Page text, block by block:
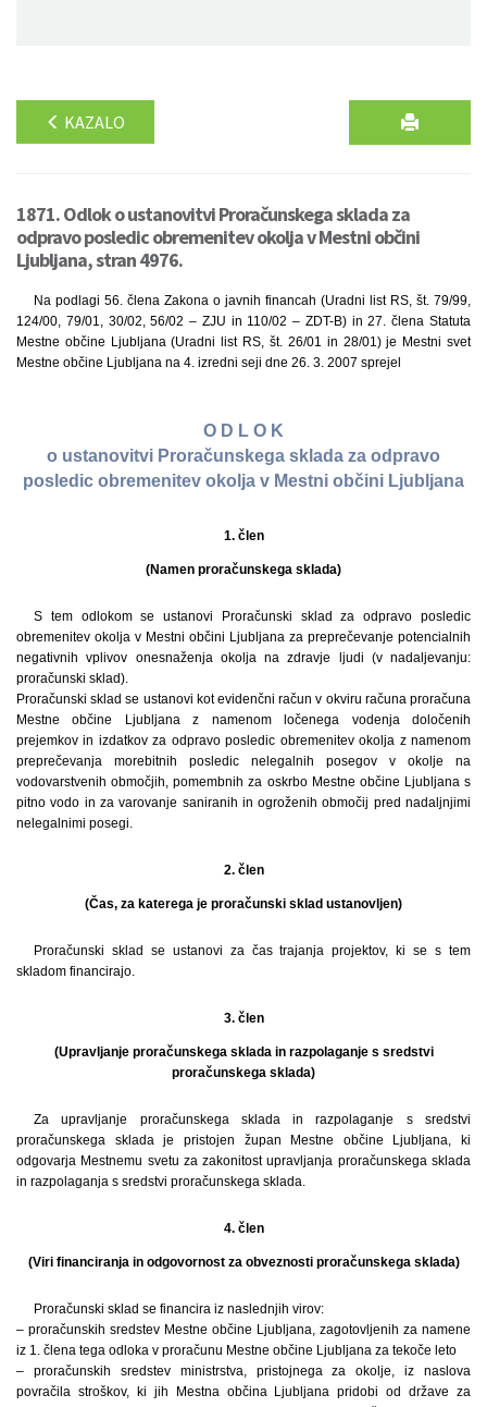
KAZALO
1871. Odlok o ustanovitvi Proračunskega sklada za
odpravo posledic obremenitev okolja v Mestni občini
Ljubljana, stran 4976.
Na podlagi 56. člena Zakona o javnih financah (Uradni list RS, št. 79/99,
124/00, 79/01, 30/02, 56/02 – ZJU in 110/02 – ZDT-B) in 27. člena Statuta
Mestne občine Ljubljana (Uradni list RS, št. 26/01 in 28/01) je Mestni svet
Mestne občine Ljubljana na 4. izredni seji dne 26. 3. 2007 sprejel
O D L O K
o ustanovitvi Proračunskega sklada za odpravo
posledic obremenitev okolja v Mestni občini Ljubljana
1. člen
(Namen proračunskega sklada)
S tem odlokom se ustanovi Proračunski sklad za odpravo posledic
obremenitev okolja v Mestni občini Ljubljana za preprečevanje potencialnih
negativnih vplivov onesnaženja okolja na zdravje ljudi (v nadaljevanju:
proračunski sklad).
Proračunski sklad se ustanovi kot evidenčni račun v okviru računa proračuna
Mestne občine Ljubljana z namenom ločenega vodenja določenih
prejemkov in izdatkov za odpravo posledic obremenitev okolja z namenom
preprečevanja morebitnih posledic nelegalnih posegov v okolje na
vodovarstvenih območjih, pomembnih za oskrbo Mestne občine Ljubljana s
pitno vodo in za varovanje saniranih in ogroženih območij pred nadaljnjimi
nelegalnimi posegi.
2. člen
(Čas, za katerega je proračunski sklad ustanovljen)
Proračunski sklad se ustanovi za čas trajanja projektov, ki se s tem
skladom financirajo.
3. člen
(Upravljanje proračunskega sklada in razpolaganje s sredstvi
proračunskega sklada)
Za upravljanje proračunskega sklada in razpolaganje s sredstvi
proračunskega sklada je pristojen župan Mestne občine Ljubljana, ki
odgovarja Mestnemu svetu za zakonitost upravljanja proračunskega sklada
in razpolaganja s sredstvi proračunskega sklada.
4. člen
(Viri financiranja in odgovornost za obveznosti proračunskega sklada)
Proračunski sklad se financira iz naslednjih virov:
– proračunskih sredstev Mestne občine Ljubljana, zagotovljenih za namene
iz 1. člena tega odloka v proračunu Mestne občine Ljubljana za tekoče leto
– proračunskih sredstev ministrstva, pristojnega za okolje, iz naslova
povračila stroškov, ki jih Mestna občina Ljubljana pridobi od države za